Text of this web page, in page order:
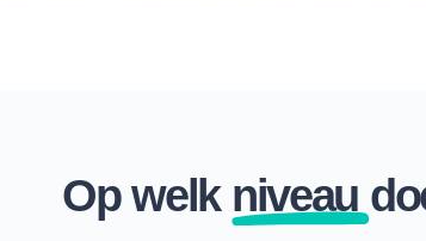
Op welk niveau